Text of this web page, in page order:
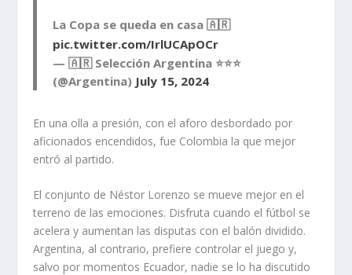
La Copa se queda en casa 🇦🇷
pic.twitter.com/IrlUCApOCr
— 🇦🇷 Selección Argentina ⭐⭐⭐
(@Argentina) July 15, 2024
​En una olla a presión, con el aforo desbordado por
aficionados encendidos, fue Colombia la que mejor
entró al partido.
El conjunto de Néstor Lorenzo se mueve mejor en el
terreno de las emociones. Disfruta cuando el fútbol se
acelera y aumentan las disputas con el balón dividido.
Argentina, al contrario, prefiere controlar el juego y,
salvo por momentos Ecuador, nadie se lo ha discutido